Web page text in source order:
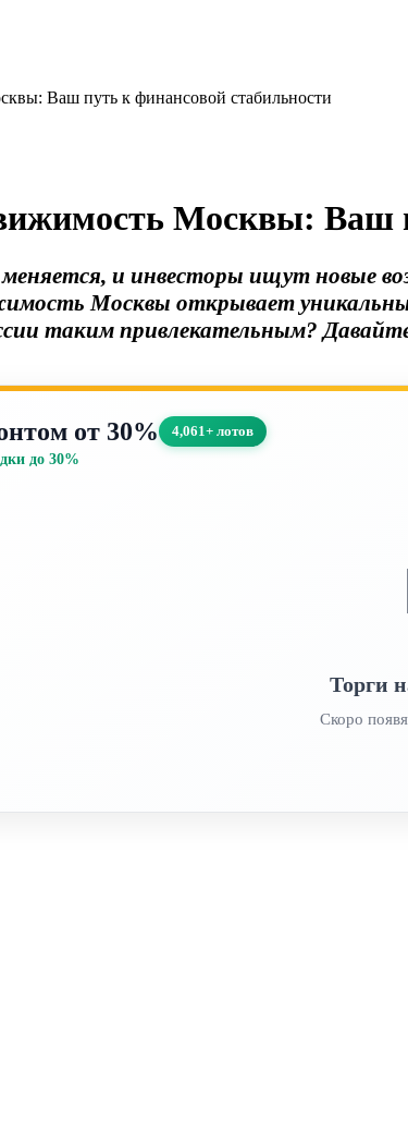
Ваш путь к финансовой стабильности
Москвы: Ваш
и инвесторы ищут новые
Москвы открывает
таким привлекательным?
от 30%
4,061+ лотов
до 30%
Торги
Скоро